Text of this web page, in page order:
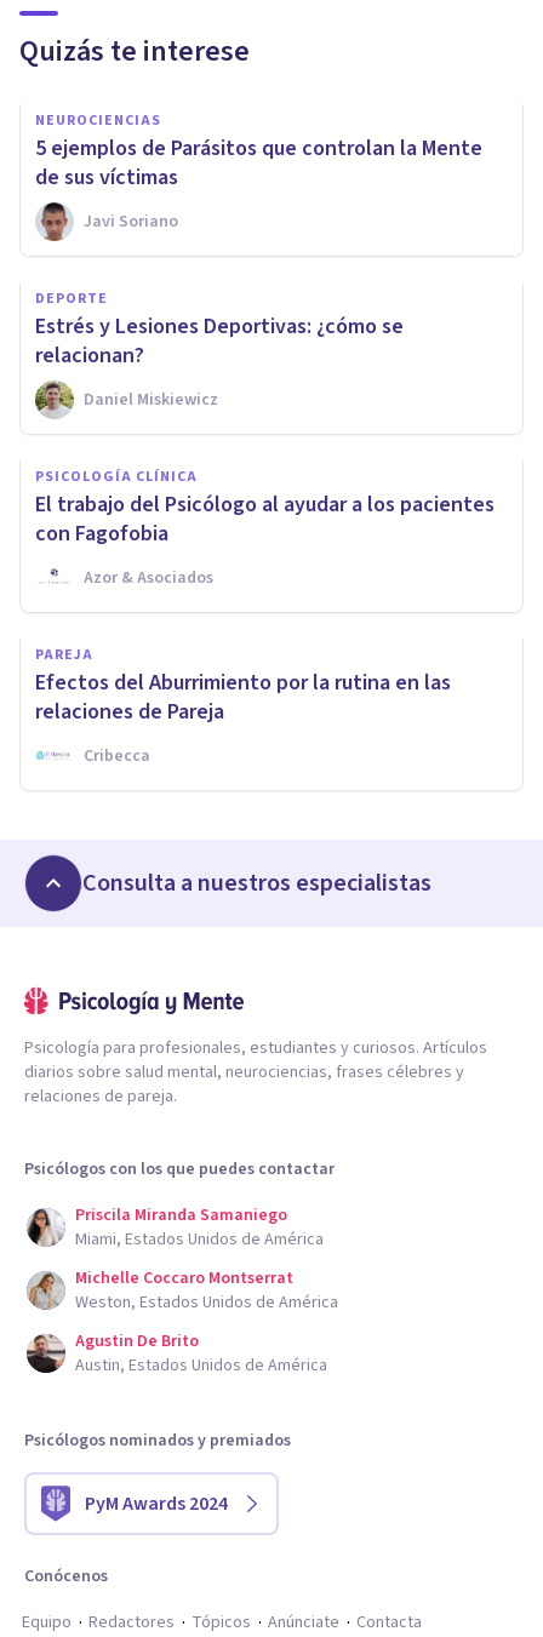
Quizás te interese
NEUROCIENCIAS
5 ejemplos de Parásitos que controlan la Mente
de sus víctimas
Javi Soriano
DEPORTE
Estrés y Lesiones Deportivas: ¿cómo se
relacionan?
Daniel Miskiewicz
PSICOLOGÍA CLÍNICA
El trabajo del Psicólogo al ayudar a los pacientes
con Fagofobia
Azor & Asociados
PAREJA
Efectos del Aburrimiento por la rutina en las
relaciones de Pareja
Cribecca
Consulta a nuestros especialistas
Psicología para profesionales, estudiantes y curiosos. Artículos
diarios sobre salud mental, neurociencias, frases célebres y
relaciones de pareja.
Psicólogos con los que puedes contactar
Priscila Miranda Samaniego
Miami, Estados Unidos de América
Michelle Coccaro Montserrat
Weston, Estados Unidos de América
Agustin De Brito
Austin, Estados Unidos de América
Psicólogos nominados y premiados
PyM Awards 2024
Conócenos
Equipo
Redactores Tópicos Anúnciate Contacta